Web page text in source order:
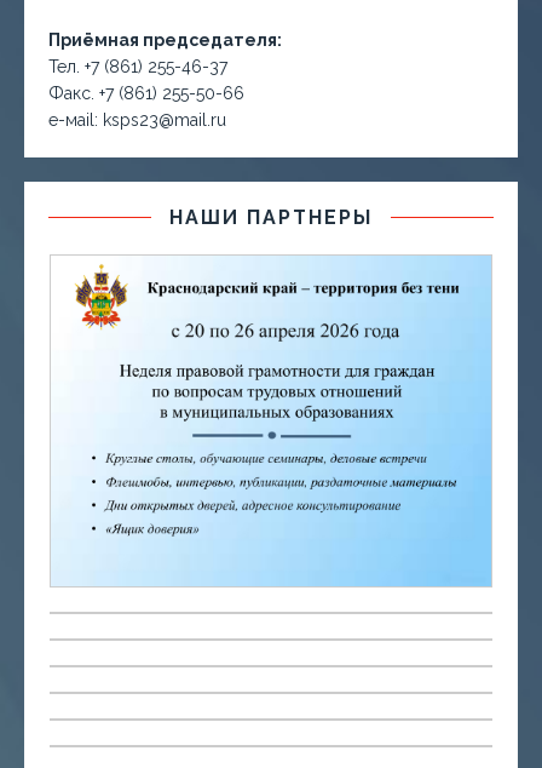
Приёмная председателя:
Тел. +7 (861) 255-46-37
Факс. +7 (861) 255-50-66
е-маil: ksps23@mail.ru
НАШИ ПАРТНЕРЫ